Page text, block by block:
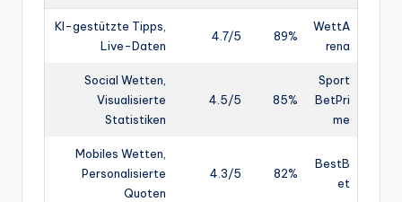
WettA
rena
89%
4.7/5
KI-gestützte Tipps,
Live-Daten
Sport
BetPri
me
85%
4.5/5
Social Wetten,
Visualisierte
Statistiken
BestB
et
82%
4.3/5
Mobiles Wetten,
Personalisierte
Quoten